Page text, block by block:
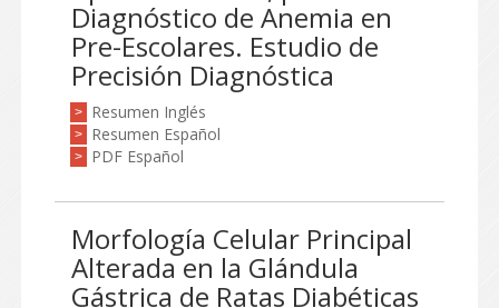
Diagnóstico de Anemia en
Pre-Escolares. Estudio de
Precisión Diagnóstica
> Resumen Inglés
> Resumen Español
> PDF Español
Morfología Celular Principal
Alterada en la Glándula
Gástrica de Ratas Diabéticas